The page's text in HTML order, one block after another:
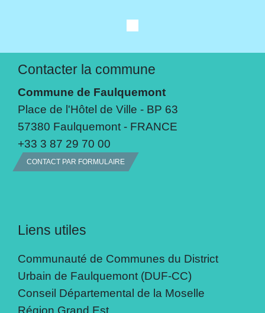
Contacter la commune
Commune de Faulquemont
Place de l'Hôtel de Ville - BP 63
57380 Faulquemont - FRANCE
+33 3 87 29 70 00
CONTACT PAR FORMULAIRE
Liens utiles
Communauté de Communes du District
Urbain de Faulquemont (DUF-CC)
Conseil Départemental de la Moselle
Région Grand Est